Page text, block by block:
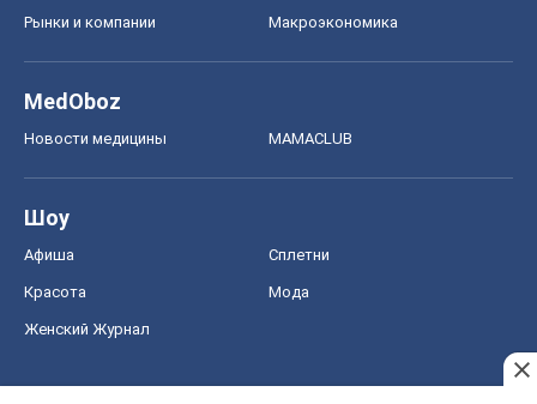
Рынки и компании Mакроэкономика
MedOboz
Новости медицины MAMACLUB
Шоу
Афиша Сплетни
Красота Мода
Женский Журнал